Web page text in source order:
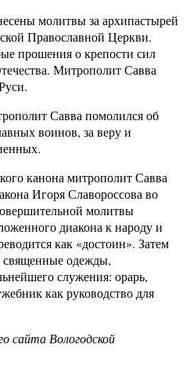
молитвы за архипастырей
Православной Церкви.
прошения о крепости сил
Митрополит Савва
Савва помолился об
воинов, за веру и
канона митрополит Савва
Игоря Славороссова во
молитвы
диакона к народу и
как «достоин». Затем
одежды,
служения: орарь,
как руководство для
сайта Вологодской